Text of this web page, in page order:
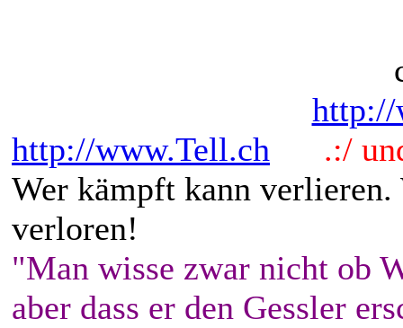
http://
http://www.Tell.ch
.:/
Wer kämpft kann
verloren!
"Man wisse zwar nicht ob
aber dass er den Gessler